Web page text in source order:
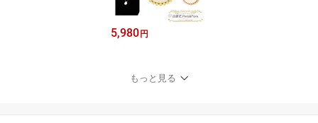
5,980 円
もっと見る